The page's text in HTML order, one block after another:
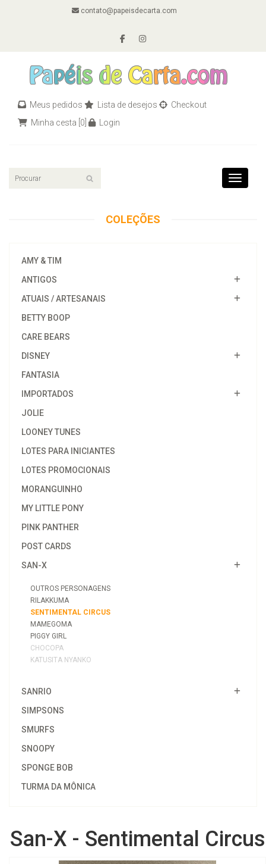
contato@papeisdecarta.com
Meus pedidos Lista de desejos
Checkout
Minha cesta [0] Login
Toggle
COLEÇÕES
AMY & TIM
ANTIGOS
ATUAIS / ARTESANAIS
BETTY BOOP
CARE BEARS
DISNEY
FANTASIA
IMPORTADOS
JOLIE
LOONEY TUNES
LOTES PARA INICIANTES
LOTES PROMOCIONAIS
MORANGUINHO
MY LITTLE PONY
PINK PANTHER
POST CARDS
SAN-X
OUTROS PERSONAGENS
RILAKKUMA
SENTIMENTAL CIRCUS
MAMEGOMA
PIGGY GIRL
CHOCOPA
KATUSITA NYANKO
SANRIO
SIMPSONS
SMURFS
SNOOPY
SPONGE BOB
TURMA DA MÔNICA
San-X - Sentimental Circus